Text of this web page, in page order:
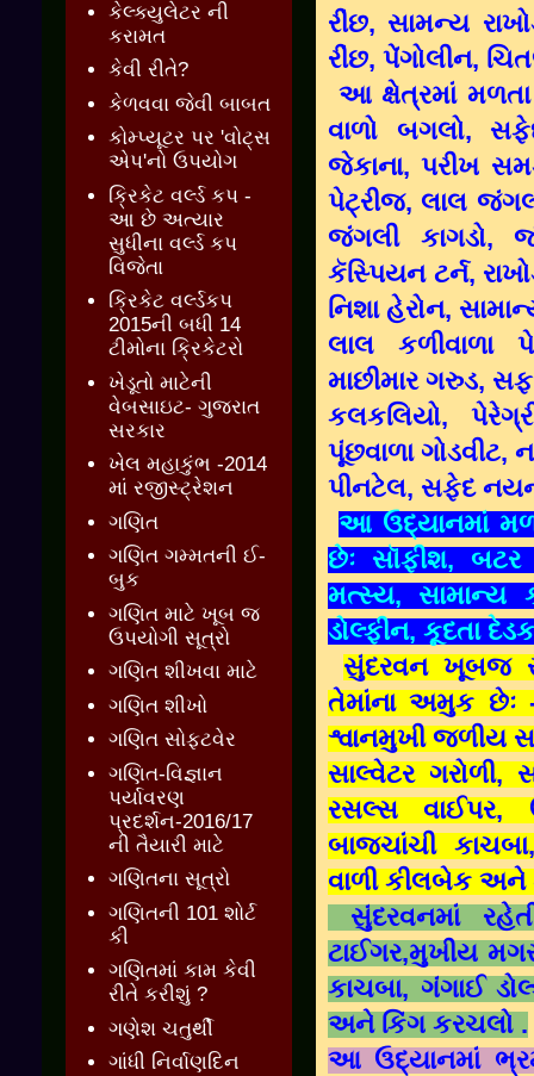
રીંછ, સામન્ય
રીંછ, પેંગોલીન,
આ ક્ષેત્રમાં
વાળો બગલો,
જેકાના, પરીખ
પેટ્રીજ, લાલ
જંગલી કાગડો,
કૅસ્પિયન ટર્ન,
નિશા હેરોન,
લાલ કળીવાળા
માછીમાર ગરુડ,
કલકલિયો,
પૂંછવાળા ગોડવીટ,
પીનટેલ, સફેદ
આ ઉદ્યાનમાં
છેઃ સૉફીશ, બટર
મત્સ્ય, સામાન્ય
ડોલ્ફીન, કૂદતા
સુંદરવન ખૂબજ
તેમાંના અમુક છેઃ
શ્વાનમુખી જળીય
સાલ્વેટર ગરોળી,
રસલ્સ વાઈપર,
બાજચાંચી
વાળી કીલબેક અને
સુંદરવનમાં
ટાઈગર,મુખીય
કાચબા, ગંગાઈ
અને કિંગ કરચલો .
આ ઉદ્યાનમાં
કેલ્ક્યુલેટર ની
કરામત
કેવી રીતે?
કેળવવા જેવી બાબત
કોમ્પ્યૂટર પર 'વોટ્સ
એપ'નો ઉપયોગ
ક્રિકેટ વર્લ્ડ કપ -
આ છે અત્યાર
સુધીના વર્લ્ડ કપ
વિજેતા
ક્રિકેટ વર્લ્ડકપ
2015ની બધી 14
ટીમોના ક્રિકેટરો
ખેડૂતો માટેની
વેબસાઇટ- ગુજરાત
સરકાર
ખેલ મહાકુંભ -2014
માં રજીસ્ટ્રેશન
ગણિત
ગણિત ગમ્મતની ઈ-
બુક
ગણિત માટે ખૂબ જ
ઉપયોગી સૂત્રો
ગણિત શીખવા માટે
ગણિત શીખો
ગણિત સોફ્ટવેર
ગણિત-વિજ્ઞાન
પર્યાવરણ
પ્રદર્શન-2016/17
ની તૈયારી માટે
ગણિતના સૂત્રો
ગણિતની 101 શોર્ટ
કી
ગણિતમાં કામ કેવી
રીતે કરીશું ?
ગણેશ ચતુર્થી
ગાંધી નિર્વાણદિન